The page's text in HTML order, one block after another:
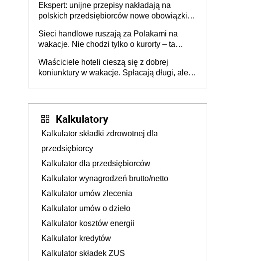
Ekspert: unijne przepisy nakładają na
polskich przedsiębiorców nowe obowiązki w
Sieci handlowe ruszają za Polakami na
wakacje. Nie chodzi tylko o kurorty – ta
tam, gdzie wielu spędzi urlop po cichu
Właściciele hoteli cieszą się z dobrej
koniunktury w wakacje. Spłacają długi, ale
Kalkulatory
Kalkulator składki zdrowotnej dla
przedsiębiorcy
Kalkulator dla przedsiębiorców
Kalkulator wynagrodzeń brutto/netto
Kalkulator umów zlecenia
Kalkulator umów o dzieło
Kalkulator kosztów energii
Kalkulator kredytów
Kalkulator składek ZUS